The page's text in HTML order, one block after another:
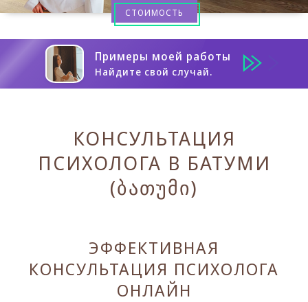
СТОИМОСТЬ
Примеры моей работы
Найдите свой случай.
КОНСУЛЬТАЦИЯ
ПСИХОЛОГА В БАТУМИ
(ᲑᲐᲗᲣᲛᲘ)
ЭФФЕКТИВНАЯ
КОНСУЛЬТАЦИЯ ПСИХОЛОГА
ОНЛАЙН